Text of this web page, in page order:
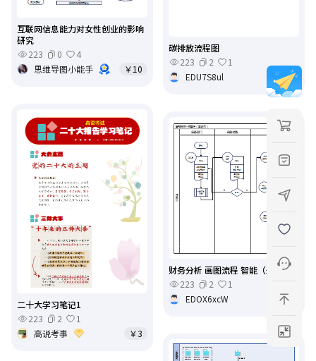
互联网信息能力对女性创业的影响
研究
223
0
4
思维导图小能手
￥10
碳排放流程图
223
2
1
EDU7S8ul
免费
二十大学习笔记1
223
2
1
高说考事
￥3
财务分析 画图流程 智能（未完）
223
2
1
EDOX6xcW
免费